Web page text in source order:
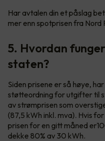
Har avtalen din et påslag
mer enn spotprisen fra Nord
5. Hvordan
staten?
Siden prisene er så høye,
støtteordning for utgifter til
av strømprisen som
(87,5 kWh inkl. mva). Hvis
prisen for en gitt måned
dekke 80% av 30 kWh.